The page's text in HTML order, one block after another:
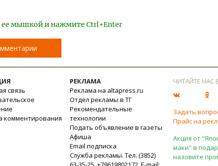
ее мышкой и нажмите Ctrl+Enter
связь
комментирования
РЕКЛАМА
Реклама на altapress.ru
Отдел рекламы в ТГ
Рекомендательные
технологии
Подать объявление в газеты
Афиша
Email подписка
Служба рекламы. Тел. (3852)
ЧИТАЙТЕ НАС
Задать
Прайс на
Акция от
маки" в
назовите